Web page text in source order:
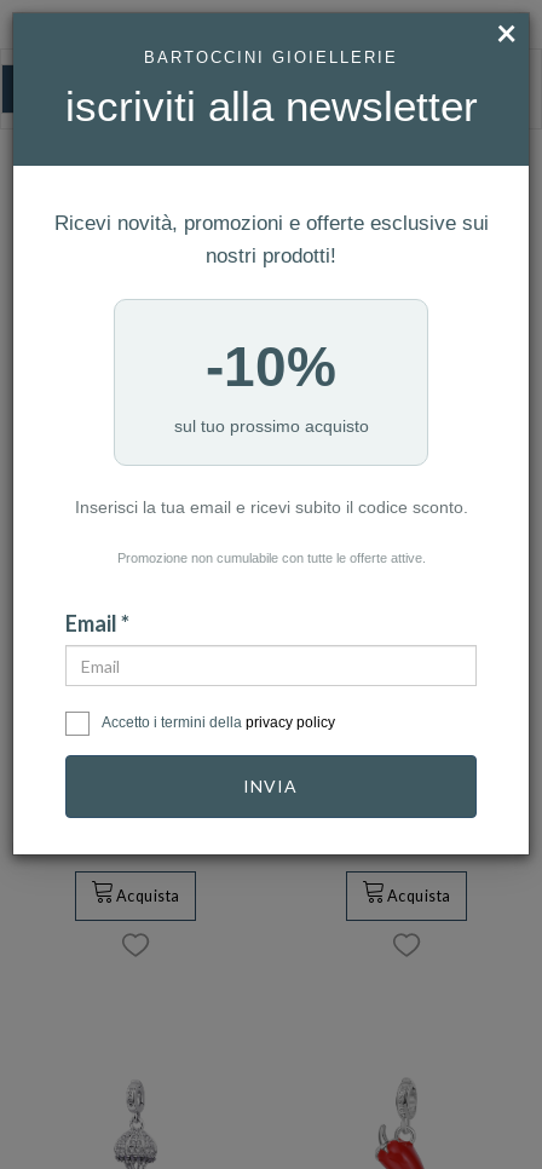
ROSATO
NUMERO ARTICOLI:484
ROSATO
Rosato - Charm
STORIE argento
Acquista
ROSATO
STORIE argento
Acquista
×
BARTOCCINI GIOIELLERIE
iscriviti alla newsletter
Ricevi novità, promozioni e offerte esclusive sui
nostri prodotti!
-10%
sul tuo prossimo acquisto
Inserisci la tua email e ricevi subito il codice sconto.
Promozione non cumulabile con tutte le offerte attive.
Email *
Accetto i termini della privacy policy
INVIA